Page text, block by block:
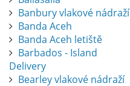
Banbury vlakové nádraží
Banda Aceh
Banda Aceh letiště
Barbados - Island
Delivery
Bearley vlakové nádraží